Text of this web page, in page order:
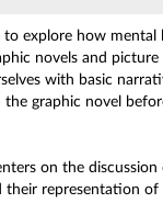
to explore how
novels and
with basic
the graphic novel
on the discussion
their representation